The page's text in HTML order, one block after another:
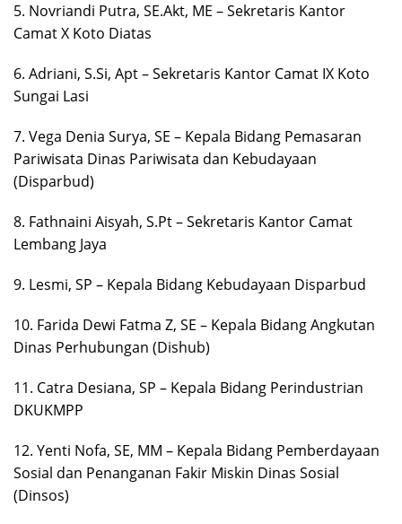
5. Novriandi Putra, SE.Akt, ME – Sekretaris Kantor
Camat X Koto Diatas
6. Adriani, S.Si, Apt – Sekretaris Kantor Camat IX Koto
Sungai Lasi
7. Vega Denia Surya, SE – Kepala Bidang Pemasaran
Pariwisata Dinas Pariwisata dan Kebudayaan
(Disparbud)
8. Fathnaini Aisyah, S.Pt – Sekretaris Kantor Camat
Lembang Jaya
9. Lesmi, SP – Kepala Bidang Kebudayaan Disparbud
10. Farida Dewi Fatma Z, SE – Kepala Bidang Angkutan
Dinas Perhubungan (Dishub)
11. Catra Desiana, SP – Kepala Bidang Perindustrian
DKUKMPP
12. Yenti Nofa, SE, MM – Kepala Bidang Pemberdayaan
Sosial dan Penanganan Fakir Miskin Dinas Sosial
(Dinsos)